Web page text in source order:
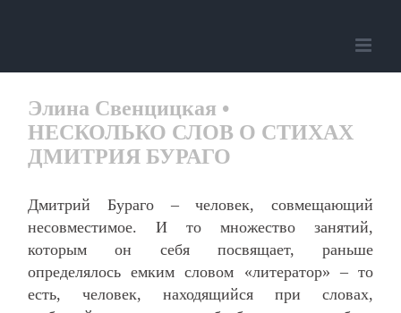
Элина Свенцицкая •
НЕСКОЛЬКО СЛОВ О СТИХАХ
ДМИТРИЯ БУРАГО
Дмитрий Бураго – человек, совмещающий
несовместимое. И то множество занятий,
которым он себя посвящает, раньше
определялось емким словом «литератор» – то
есть, человек, находящийся при словах,